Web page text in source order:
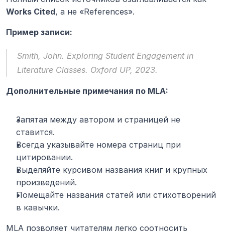
Works Cited, а не «References».
Пример записи:
Smith, John. Exploring Student Engagement in
Literature Classes. Oxford UP, 2023.
Дополнительные примечания по MLA:
Запятая между автором и страницей не
ставится.
Всегда указывайте номера страниц при
цитировании.
Выделяйте курсивом названия книг и крупных
произведений.
Помещайте названия статей или стихотворений
в кавычки.
MLA позволяет читателям легко соотносить